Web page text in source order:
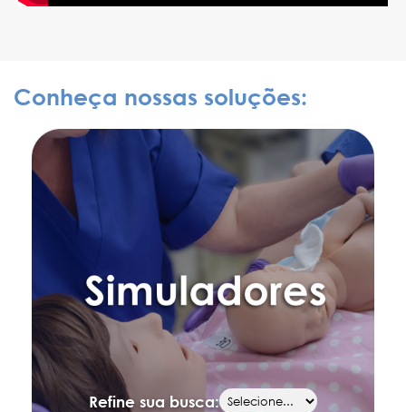
Conheça nossas soluções:
Refine sua busca: